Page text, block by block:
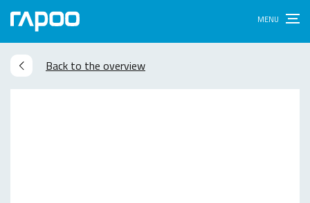
Back to the overview